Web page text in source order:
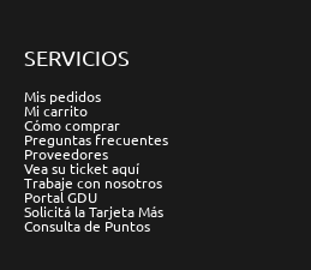
SERVICIOS
Mis pedidos
Mi carrito
Cómo comprar
Preguntas frecuentes
Proveedores
Vea su ticket aquí
Trabaje con nosotros
Portal GDU
Solicitá la Tarjeta Más
Consulta de Puntos